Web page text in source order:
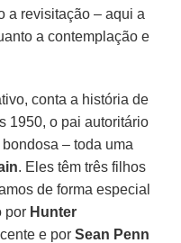
a revisitação – aqui a
a contemplação e
conta a história de
1950, o pai autoritário
– toda uma
. Eles têm três filhos
de forma especial
por Hunter
e porSean Penn